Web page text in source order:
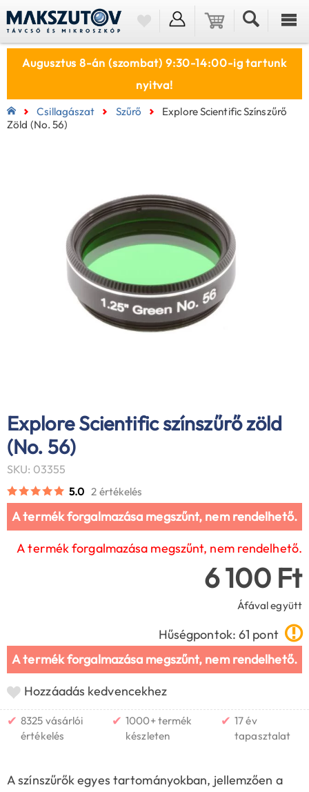
Augusztus 8-án (szombat) 9:30-14:00-ig tartunk
nyitva!
Csillagászat Szűrő
Explore Scientific Színszűrő
Zöld (No. 56)
Explore Scientific színszűrő zöld
(No. 56)
SKU: 03355
5.0 2 értékelés
A termék forgalmazása megszűnt, nem rendelhető.
A termék forgalmazása megszűnt, nem rendelhető.
6 100 Ft
Áfával együtt
Hűségpontok: 61 pont
A termék forgalmazása megszűnt, nem rendelhető.
Hozzáadás kedvencekhez
✔ 8325 vásárlói
értékelés
✔ 1000+ termék
készleten
✔ 17 év
tapasztalat
A színszűrők egyes tartományokban, jellemzően a